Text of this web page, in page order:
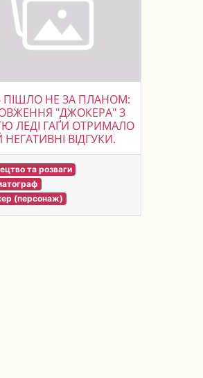
НЕ ЗА ПЛАНОМ:
"ДЖОКЕРА" З
ЛЕДІ ГАҐИ ОТРИМАЛО
НЕГАТИВНІ ВІДГУКИ.
та розваги
(персонаж)